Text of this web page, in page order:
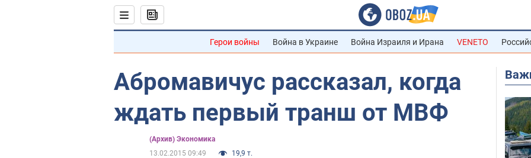
Герои войны Война в Украине Война Израиля и Ирана VENETO
Абромавичус рассказал, когда
ждать первый транш от МВФ
(Архив) Экономика
13.02.2015 09:49
19,9 т.